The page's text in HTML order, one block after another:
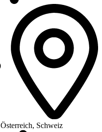
Schweiz